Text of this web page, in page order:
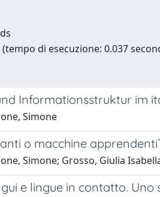
di esecuzione: 0.037
Informationsstruktur im
Simone
o macchine
Simone; Grosso, Giulia
e lingue in contatto.